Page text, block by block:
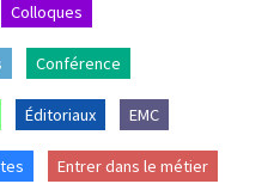
Colloques
Conférence
Éditoriaux EMC
Entrer dans le métier